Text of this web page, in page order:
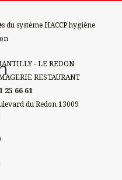
du système HACCP hygiène
- LE REDON
RESTAURANT
25 66 61
du Redon 13009